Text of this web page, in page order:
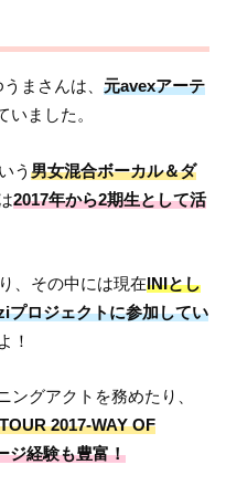
まさんは、元avexアーテ
いました。
う男女混合ボーカル＆ダ
2017年から2期生として活
、その中には現在INIとし
プロジェクトに参加してい
！
ングアクトを務めたり、
2017-WAY OF
ジ経験も豊富！